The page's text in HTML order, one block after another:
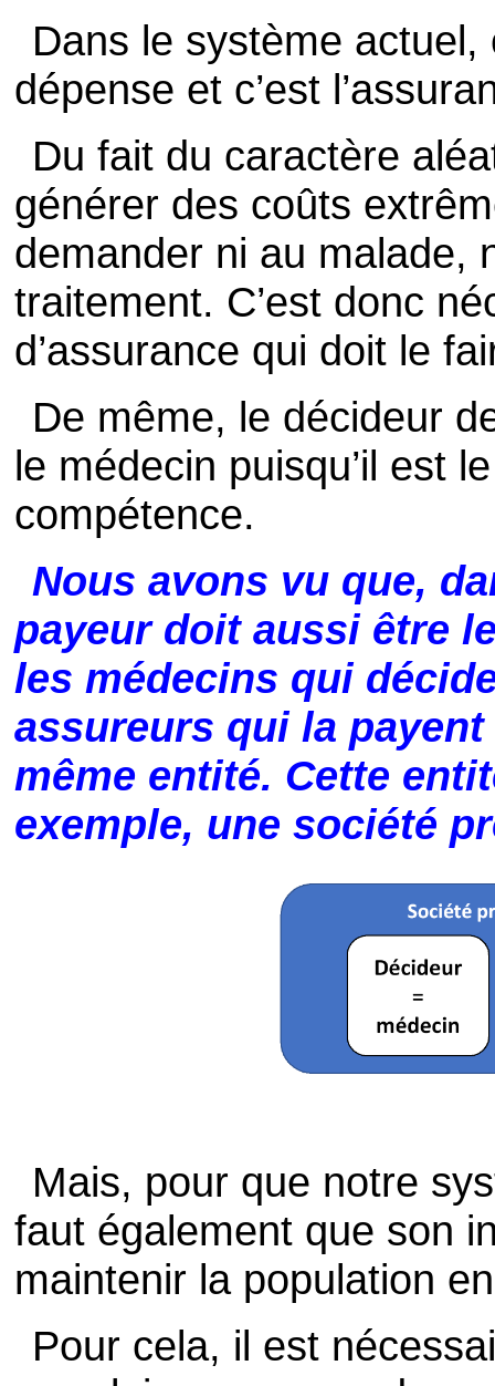
Dans le système actuel,
dépense et c’est
Du fait du caractère
générer des coûts
demander ni au malade,
traitement. C’est donc
d’assurance qui doit le
De même, le décideur
le médecin puisqu’il est
compétence.
Nous avons vu que,
payeur doit aussi être
les médecins qui
assureurs qui la
même entité. Cette
exemple, une société
Mais, pour que notre
faut également que son
maintenir la population
Pour cela, il est